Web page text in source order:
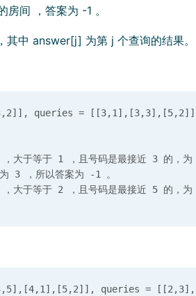
间 ，答案为 -1 。
中 answer[j] 为第 j 个查询的结果。
queries = [[3,1],[3,3],[5,2]]
大于等于 1 ，且号码是最接近 3 的，
3 ，所以答案为 -1 。
queries =